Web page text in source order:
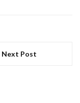
Next Post